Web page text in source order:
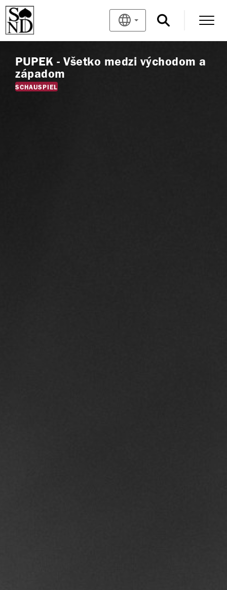
PUPEK - Všetko medzi východom a
západom
SCHAUSPIEL